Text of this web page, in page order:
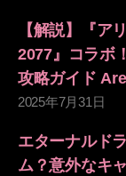
【解説】『ア
2077』コラボ
攻略ガイド
2025年7月31日
エターナルド
ム？意外なキ